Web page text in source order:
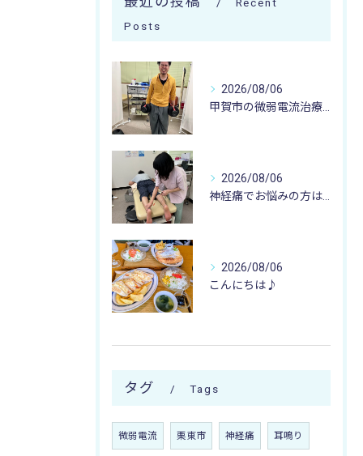
Posts
2026/08/06
2026/08/06
2026/08/06
こんにちは♪
タグ Tags
微弱電流 栗東市 神経痛 耳鳴り